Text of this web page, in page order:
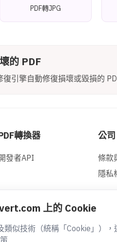
PDF轉JPG
的 PDF
引擎自動修復損壞或毀損的
轉換器
發者API
公司
條款
隱私
上的 Cookie
類似技術（統稱「Cookie」）
.